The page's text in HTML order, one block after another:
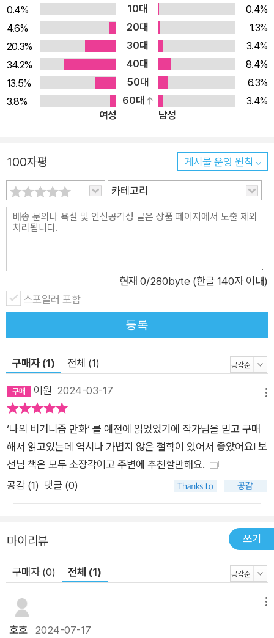
면서도, 또 모호하기 그지없는 개념이다. 태어난 이상 누구나 죽
는다. 하지만 사회적으로, 의학적으로, 생물학적으로, 제도적으
로, 개인적으로, 철학적으로, 인간적(?)으로… 바라보는 죽음의
양상은 다양하다. 그게 죽음(과 삶)에 대한 사유를 복잡하고 혼란
스럽게 만든다. 누구나 그렇듯, 작가인 보선도 인생의 어느 시점
에서 죽음에 대해 고민했다. 우울증을 앓기도 했던 탓일까, 그는
“태어난 이상 계속 살아야 한다는 사실이 버겁다”고 느꼈고, “나
선택지 앞에서 계속 삶을 선택하고 있다”는 사실이 당연하지 않
았다. 어떻게 보면, ‘살아있다’는 것은 지극히 소극적인 행위 아닐
까? 숨을 쉬려 애쓰지 않아도, 심장이 뛰게 노력하지 않아도 우리
는 살아있으니 말이다. 오히려 죽으려 시도한다는 것이 더 적극적
인 행위로 느껴질 정도다. ‘살아있다는 것’은 보선과 같은 건강한
일까’라는 문제는 한동안 그를 사로잡았다. 2021년 4월 12일, 보
선은 ‘장례식’을 올렸다. “우리에게 주어진 가장 확실한 미래는
죽음이니, 우리가 서로에게 할 수 있는 가장 확실한 약속 또한 아
마 장례식일 것”이라는, 마치 어느 철학자의 아포리즘 같은 친구
사랑하는 이들에게 초대장을 보냈다. 초대장을 받은 이들은 기꺼
이 보선이 유튜브 라이브로 진행하는 온라인 장례식에 함께했다.
그리고 ‘안녕’을 보내며 ‘축하의 말’을 남겼다. (이날 진행한 장례
식 라이브 영상은 아직 유튜브*에 남아 있으며, ‘하객’들이 남긴
축하의 말은 책 속의 「방명록」에 옮겨두었다.) 보선은 이런 ‘별스
러운 이별 의식’을 통해 무엇을 이루고 싶었을까? 그리고 무엇을
얻었을까? 삶에 대한 빛나는 통찰? 한번 죽어보았다는 경험적 경
험? 죽음을 잘 준비하고 있다는 자신감? 잘 사는 것이 잘 죽는 것
이라는 해답? 『나의 장례식에 어서 오세요』라는, 그림과 글이 교
다.
0.4% 10대
0.4%
4.6%
20대
1.3%
20.3%
30대
3.4%
34.2%
40대
8.4%
13.5%
50대
6.3%
3.8%
60대
3.4%
여성
남성
100자평 게시물 운영 원칙
카테고리
현재 0/280byte (한글 140자 이내)
스포일러 포함
등록
구매자 (1) 전체 (1)
이원 2024-03-17
‘나의 비거니즘 만화‘ 를 예전에 읽었었기에 작가님을 믿고 구매
해서 읽고있는데 역시나 가볍지 않은 철학이 있어서 좋았어요! 보
선님 책은 모두 소장각이고 주변에 추천할만해요.
공감 (1) 댓글 (0)
마이리뷰 쓰기
구매자 (0) 전체 (1)
호호 2024-07-17